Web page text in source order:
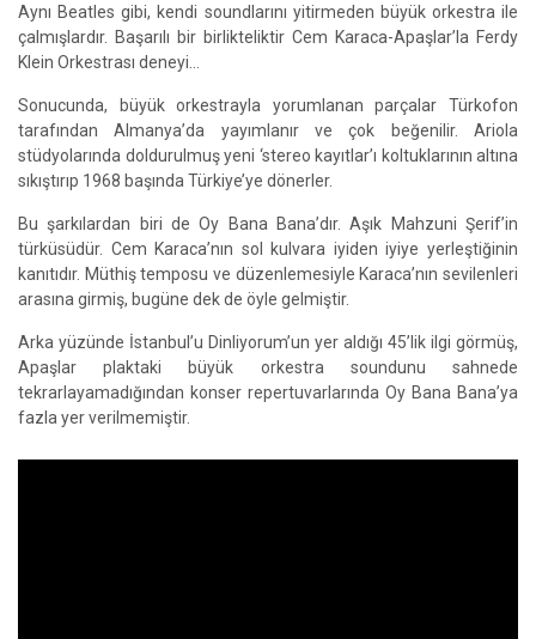
Aynı Beatles gibi, kendi soundlarını yitirmeden büyük orkestra ile
çalmışlardır. Başarılı bir birlikteliktir Cem Karaca-Apaşlar’ la Ferdy
Klein Orkestrası deneyi...
Sonucunda, büyük orkestrayla yorumlanan parçalar Türkofon
tarafından Almanya’da yayımlanır ve çok beğenilir. Ariola
stüdyolarında doldurulmuş yeni ‘stereo kayıtlar’ı koltuklarının altına
sıkıştırıp 1968 başında Türkiye’ye dönerler.
Bu şarkılardan biri de Oy Bana Bana’dır. Aşık Mahzuni Şerif’in
türküsüdür. Cem Karaca’nın sol kulvara iyiden iyiye yerleştiğinin
kanıtıdır. Müthiş temposu ve düzenlemesiyle Karaca’nın sevilenleri
arasına girmiş, bugüne dek de öyle gelmiştir.
Arka yüzünde İstanbul’u Dinliyorum’un yer aldığı 45’lik ilgi görmüş,
Apaşlar plaktaki büyük orkestra soundunu sahnede
tekrarlayamadığından konser repertuvarlarında Oy Bana Bana’ya
fazla yer verilmemiştir.